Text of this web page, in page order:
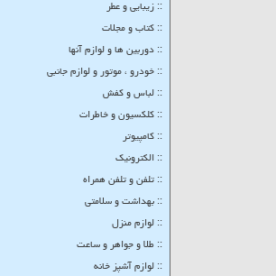
:: زیبایی و عطر
:: کتاب و مجلات
:: دوربین ها و لوازم آنها
:: خودرو ، موتور و لوازم جانبی
:: لباس و کفش
:: کلکسیون و خاطرات
:: کامپیوتر
:: الکترونیک
:: تلفن و تلفن همراه
:: بهداشت و سلامتی
:: لوازم منزل
:: طلا و جواهر و ساعت
:: لوازم آشپز خانه